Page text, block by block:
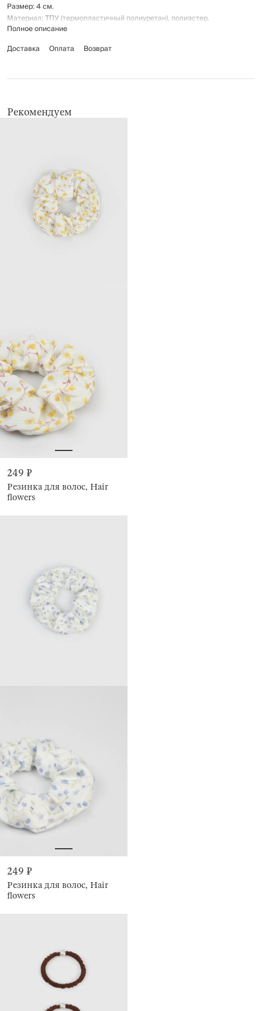
Размер: 4 см.
Материал: ТПУ (термопластичный полиуретан), полиэстер.
Полное описание
Доставка
Оплата Возврат
Рекомендуем
249 ₽
Резинка для волос, Hair
flowers
249 ₽
Резинка для волос, Hair
flowers